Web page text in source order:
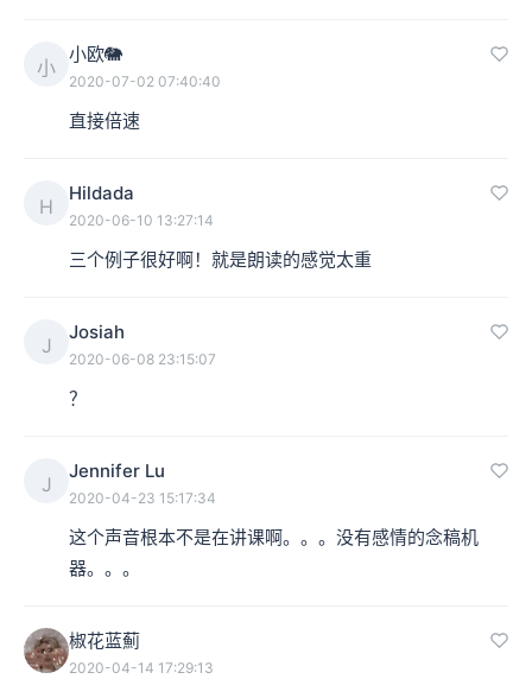
小
小欧🐘
2020-07-02 07:40:40
直接倍速
H
Hildada
2020-06-10 13:27:14
三个例子很好啊！就是朗读的感觉太重
J
Josiah
2020-06-08 23:15:07
？
J
Jennifer Lu
2020-04-23 15:17:34
这个声音根本不是在讲课啊。。。没有感情的念稿机
器。。。
椒花蓝薊
2020-04-14 17:29:13